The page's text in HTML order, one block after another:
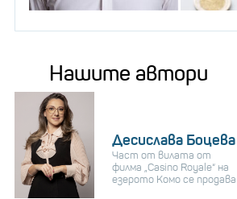
Нашите автори
Десислава Боцева
Част от вилата от
филма „Casino Royale“ на
езерото Комо се продава